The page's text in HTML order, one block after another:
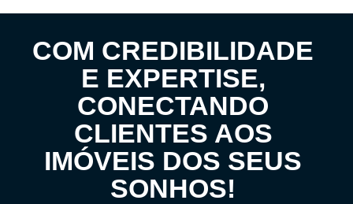
COM CREDIBILIDADE
E EXPERTISE,
CONECTANDO
CLIENTES AOS
IMÓVEIS DOS SEUS
SONHOS!